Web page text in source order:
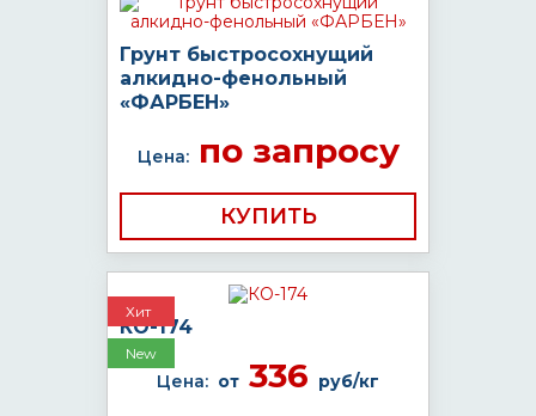
Грунт быстросохнущий
алкидно-фенольный
«ФАРБЕН»
Цена:по запросу
КУПИТЬ
Хит
New
КО-174
Цена: от 336 руб/кг